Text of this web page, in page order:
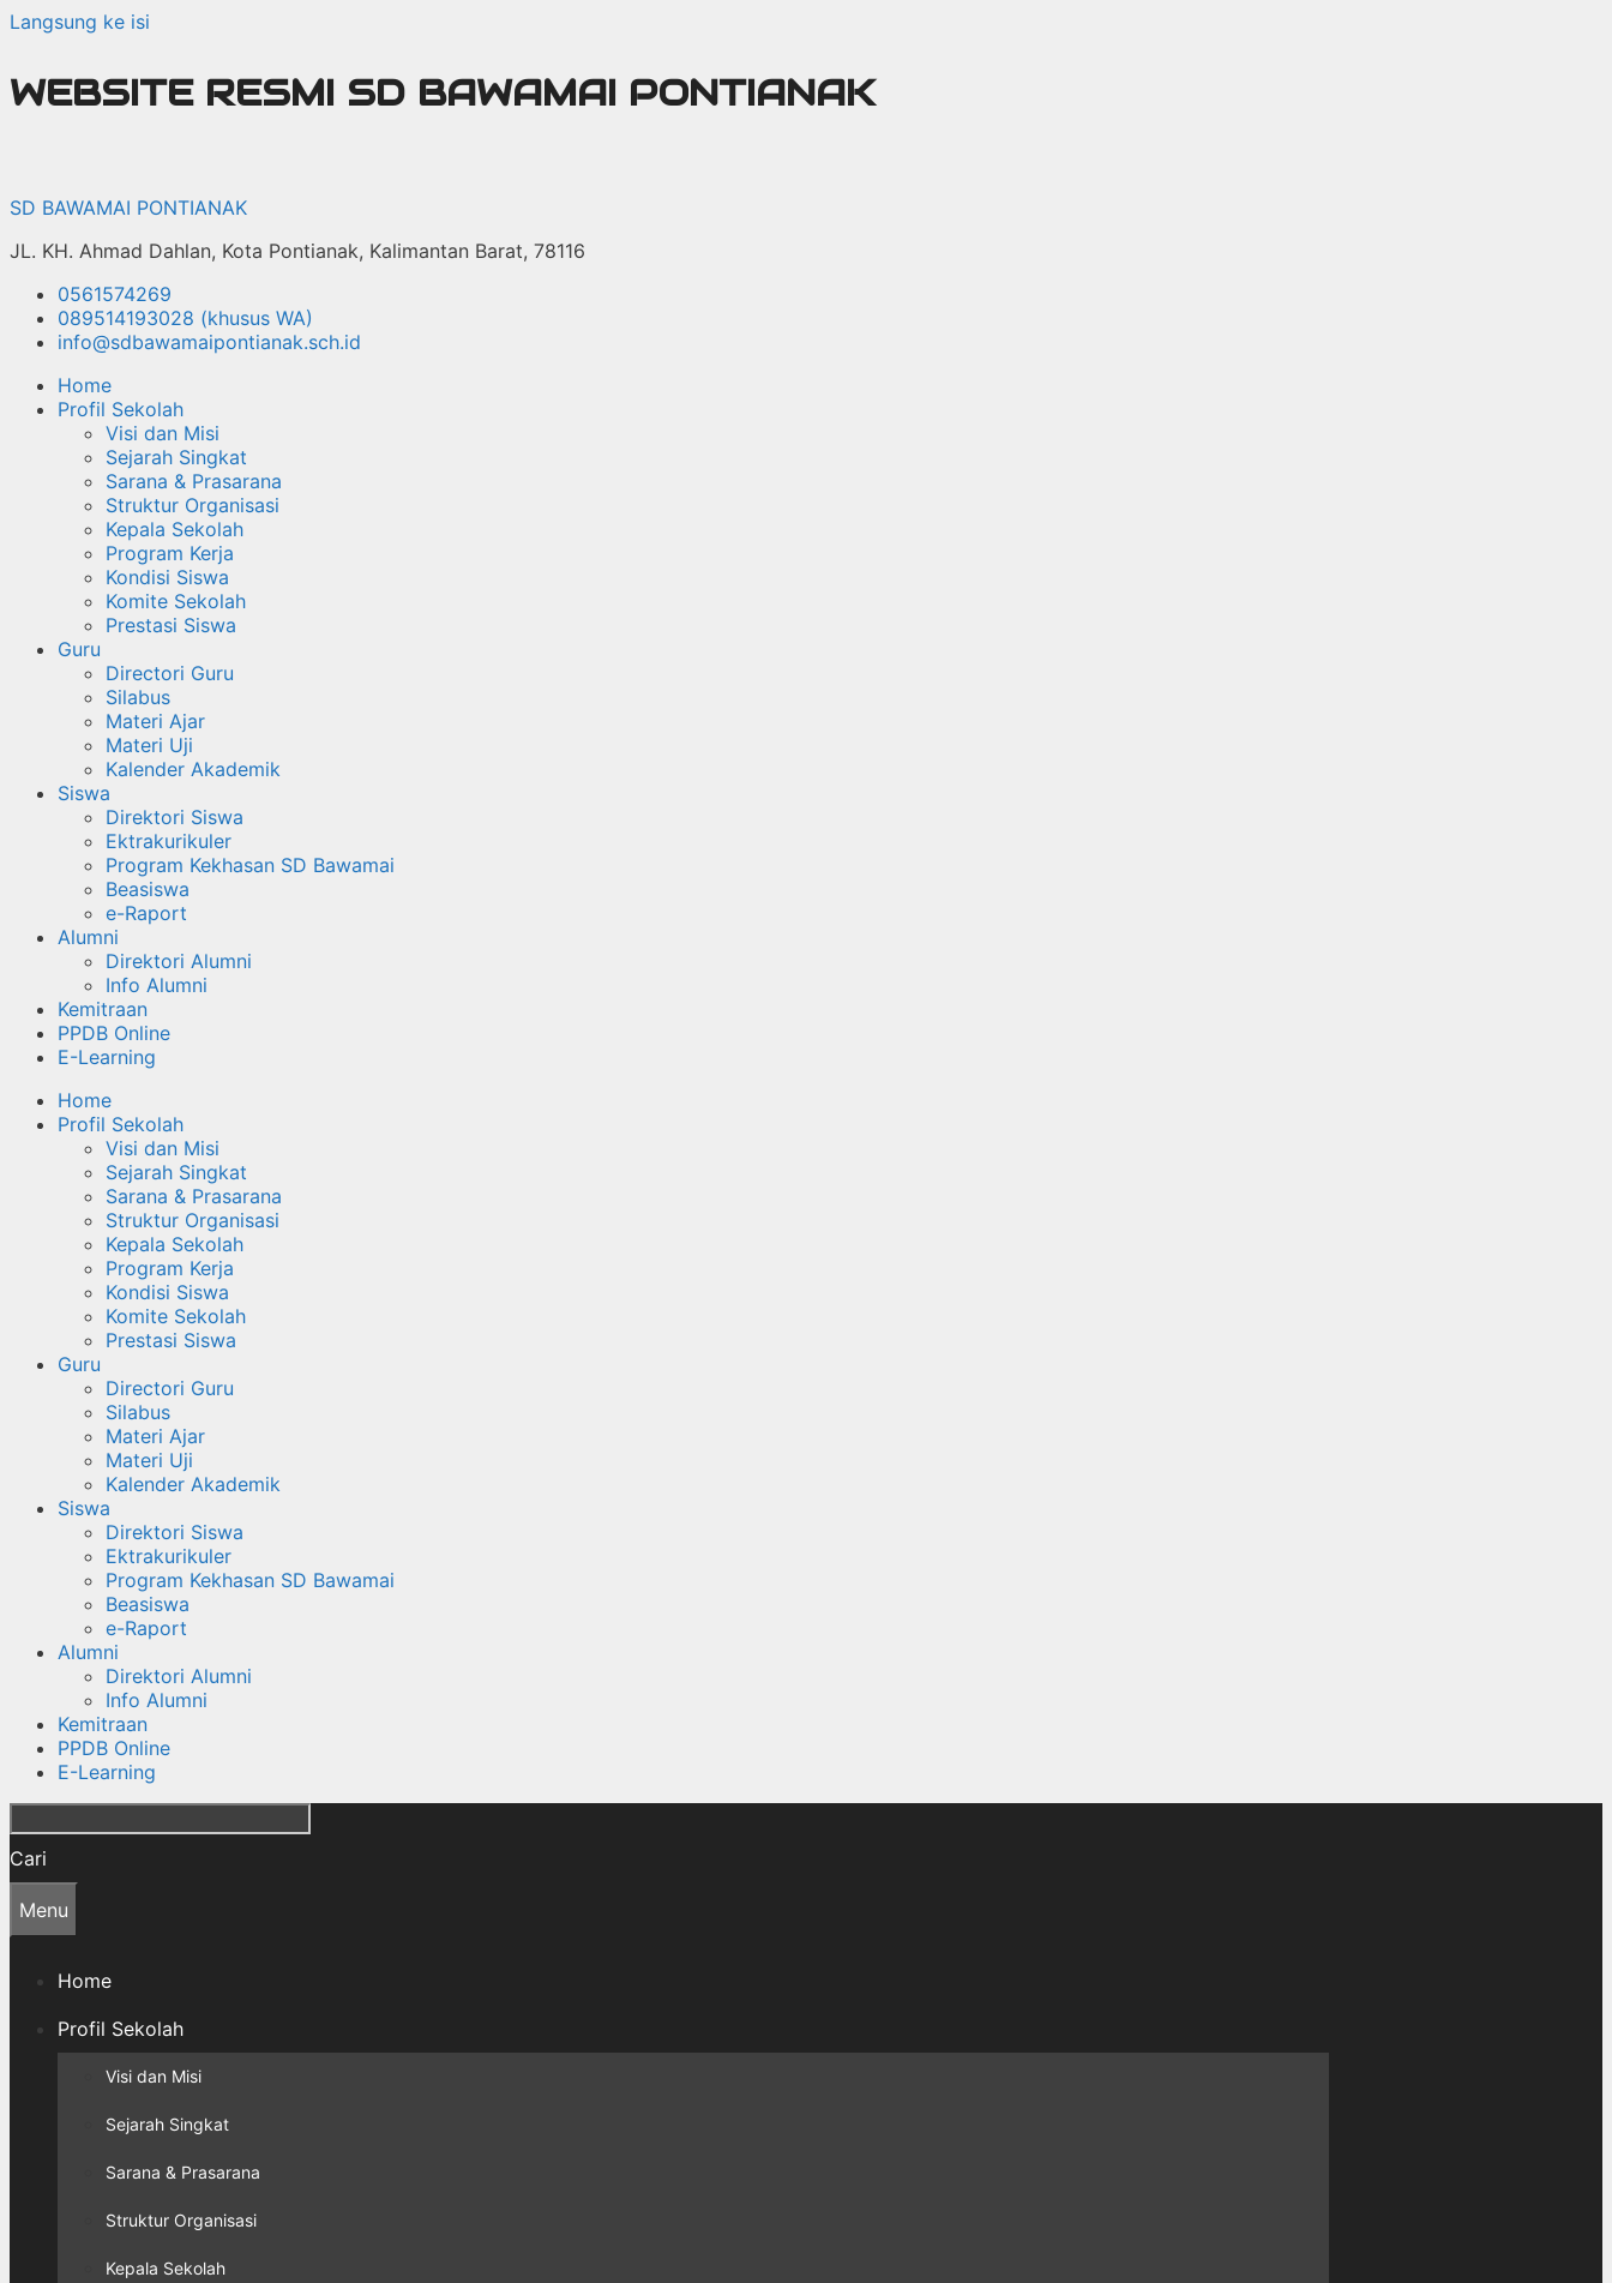
Langsung ke isi
WEBSITE RESMI SD BAWAMAI PONTIANAK
SD BAWAMAI PONTIANAK
JL. KH. Ahmad Dahlan, Kota Pontianak, Kalimantan Barat, 78116
0561574269
089514193028 (khusus WA)
info@sdbawamaipontianak.sch.id
Home
Profil Sekolah
Visi dan Misi
Sejarah Singkat
Sarana & Prasarana
Struktur Organisasi
Kepala Sekolah
Program Kerja
Kondisi Siswa
Komite Sekolah
Prestasi Siswa
Guru
Directori Guru
Silabus
Materi Ajar
Materi Uji
Kalender Akademik
Siswa
Direktori Siswa
Ektrakurikuler
Program Kekhasan SD Bawamai
Beasiswa
e-Raport
Alumni
Direktori Alumni
Info Alumni
Kemitraan
PPDB Online
E-Learning
Home
Profil Sekolah
Visi dan Misi
Sejarah Singkat
Sarana & Prasarana
Struktur Organisasi
Kepala Sekolah
Program Kerja
Kondisi Siswa
Komite Sekolah
Prestasi Siswa
Guru
Directori Guru
Silabus
Materi Ajar
Materi Uji
Kalender Akademik
Siswa
Direktori Siswa
Ektrakurikuler
Program Kekhasan SD Bawamai
Beasiswa
e-Raport
Alumni
Direktori Alumni
Info Alumni
Kemitraan
PPDB Online
E-Learning
Cari
Menu
Home
Profil Sekolah
Visi dan Misi
Sejarah Singkat
Sarana & Prasarana
Struktur Organisasi
Kepala Sekolah